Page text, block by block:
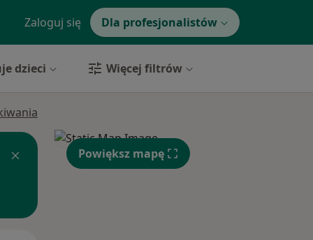
Zaloguj się Dla profesjonalistów
dzieci Więcej filtrów
Powiększ mapę